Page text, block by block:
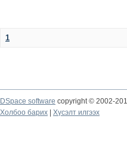
1
DSpace software copyright © 2002-
Холбоо барих
Хүсэлт илгээх